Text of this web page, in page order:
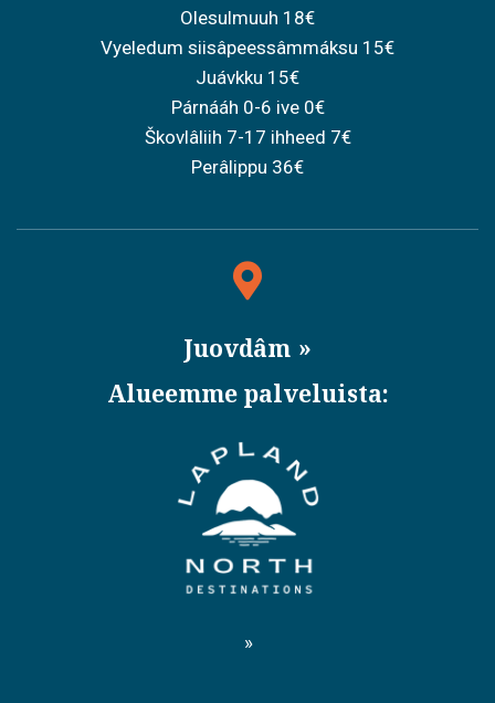
Olesulmuuh 18€
Vyeledum siisâpeessâmmáksu 15€
Juávkku 15€
Párnááh 0-6 ive 0€
Škovlâliih 7-17 ihheed 7€
Perâlippu 36€
Juovdâm
Alueemme palveluista: